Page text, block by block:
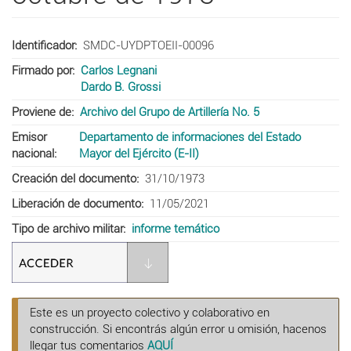
Identificador
SMDC-UYDPTOEII-00096
Firmado por
Carlos Legnani
Dardo B. Grossi
Proviene de
Archivo del Grupo de Artillería No. 5
Emisor
nacional
Departamento de informaciones del Estado
Mayor del Ejército (E-II)
Creación del documento
31/10/1973
Liberación de documento
11/05/2021
Tipo de archivo militar
informe temático
Este es un proyecto colectivo y colaborativo en
construcción. Si encontrás algún error u omisión, hacenos
llegar tus comentarios AQUÍ